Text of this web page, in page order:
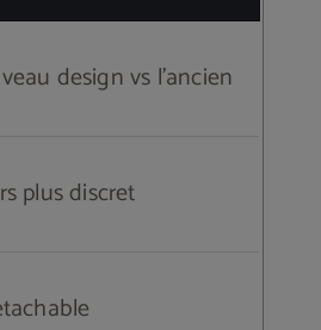
design vs l’ancien
plus discret